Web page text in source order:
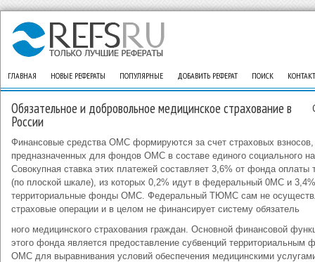
ГЛАВНАЯ НОВЫЕ РЕФЕРАТЫ ПОПУЛЯРНЫЕ ДОБАВИТЬ РЕФЕРАТ ПОИСК
Обязательное и добровольное медицинское страхование в
России
Финансовые средства ОМС формируются за счет страховых взносов,
предназначенных для фондов ОМС в составе единого социального
Совокупная ставка этих платежей составляет 3,6% от фонда оплаты
(по плоской шкале), из которых 0,2% идут в федеральный 0МС и
территориальные фонды ОМС. Федеральный ТЮМС сам не
страховые операции и в целом не финансирует систему обязатель
ного медицинского страхования граждан. Основной финансовой
этого фонда является предоставление субвенций территориальным
ОМС для выравнивания условий обеспечения медицинскими